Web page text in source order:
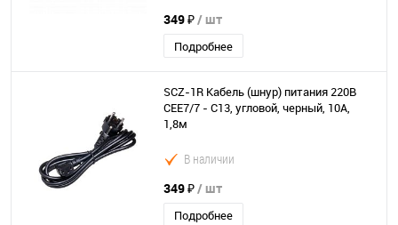
349 ₽/ шт
Подробнее
SCZ-1R Кабель (шнур) питания 220В
CEE7/7 - C13, угловой, черный, 10А,
1,8м
В наличии
349 ₽/ шт
Подробнее